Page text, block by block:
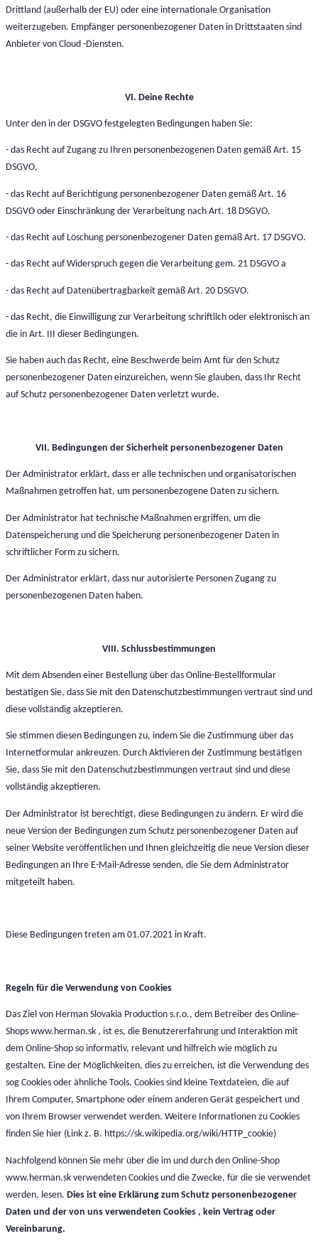
Drittland (außerhalb der EU) oder eine internationale Organisation
weiterzugeben. Empfänger personenbezogener Daten in Drittstaaten sind
Anbieter von Cloud -Diensten.
VI. Deine Rechte
Unter den in der DSGVO festgelegten Bedingungen haben Sie:
- das Recht auf Zugang zu Ihren personenbezogenen Daten gemäß Art. 15
DSGVO,
- das Recht auf Berichtigung personenbezogener Daten gemäß Art. 16
DSGVO oder Einschränkung der Verarbeitung nach Art. 18 DSGVO.
- das Recht auf Löschung personenbezogener Daten gemäß Art. 17 DSGVO.
- das Recht auf Widerspruch gegen die Verarbeitung gem. 21 DSGVO a
- das Recht auf Datenübertragbarkeit gemäß Art. 20 DSGVO.
- das Recht, die Einwilligung zur Verarbeitung schriftlich oder elektronisch an
die in Art. III dieser Bedingungen.
Sie haben auch das Recht, eine Beschwerde beim Amt für den Schutz
personenbezogener Daten einzureichen, wenn Sie glauben, dass Ihr Recht
auf Schutz personenbezogener Daten verletzt wurde.
VII. Bedingungen der Sicherheit personenbezogener Daten
Der Administrator erklärt, dass er alle technischen und organisatorischen
Maßnahmen getroffen hat, um personenbezogene Daten zu sichern.
Der Administrator hat technische Maßnahmen ergriffen, um die
Datenspeicherung und die Speicherung personenbezogener Daten in
schriftlicher Form zu sichern.
Der Administrator erklärt, dass nur autorisierte Personen Zugang zu
personenbezogenen Daten haben.
VIII. Schlussbestimmungen
Mit dem Absenden einer Bestellung über das Online-Bestellformular
bestätigen Sie, dass Sie mit den Datenschutzbestimmungen vertraut sind und
diese vollständig akzeptieren.
Sie stimmen diesen Bedingungen zu, indem Sie die Zustimmung über das
Internetformular ankreuzen. Durch Aktivieren der Zustimmung bestätigen
Sie, dass Sie mit den Datenschutzbestimmungen vertraut sind und diese
vollständig akzeptieren.
Der Administrator ist berechtigt, diese Bedingungen zu ändern. Er wird die
neue Version der Bedingungen zum Schutz personenbezogener Daten auf
seiner Website veröffentlichen und Ihnen gleichzeitig die neue Version dieser
Bedingungen an Ihre E-Mail-Adresse senden, die Sie dem Administrator
mitgeteilt haben.
Diese Bedingungen treten am 01.07.2021 in Kraft.
Regeln für die Verwendung von Cookies
Das Ziel von Herman Slovakia Production s.r.o., dem Betreiber des Online-
Shops www.herman.sk , ist es, die Benutzererfahrung und Interaktion mit
dem Online-Shop so informativ, relevant und hilfreich wie möglich zu
gestalten. Eine der Möglichkeiten, dies zu erreichen, ist die Verwendung des
sog Cookies oder ähnliche Tools. Cookies sind kleine Textdateien, die auf
Ihrem Computer, Smartphone oder einem anderen Gerät gespeichert und
von Ihrem Browser verwendet werden. Weitere Informationen zu Cookies
finden Sie hier (Link z. B. https://sk.wikipedia.org/wiki/HTTP_cookie)
Nachfolgend können Sie mehr über die im und durch den Online-Shop
www.herman.sk verwendeten Cookies und die Zwecke, für die sie verwendet
werden, lesen. Dies ist eine Erklärung zum Schutz personenbezogener
Daten und der von uns verwendeten Cookies , kein Vertrag oder
Vereinbarung.